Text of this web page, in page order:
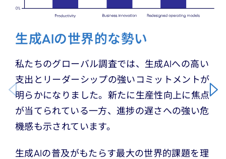
生成AIの世界的な勢い
私たちのグローバル調査では、生成AIへの高い
支出とリーダーシップの強いコミットメントが
明らかになりました。新たに生産性向上に焦点
が当てられている一方、進捗の遅さへの強い危
機感も示されています。
生成AIの普及がもたらす最大の世界的課題を理